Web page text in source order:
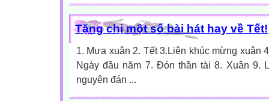
Tặng chị một số bài hát hay về Tết!
1. Mưa xuân 2. Tết 3.Liên khúc mừng xuân
Ngày đầu năm 7. Đón thần tài 8. Xuân 9.
nguyên đán ...